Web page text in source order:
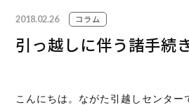
引越しの豆知識
2018.02.26 コラム
引っ越しに伴う諸手続
こんにちは。ながた引越しセンター